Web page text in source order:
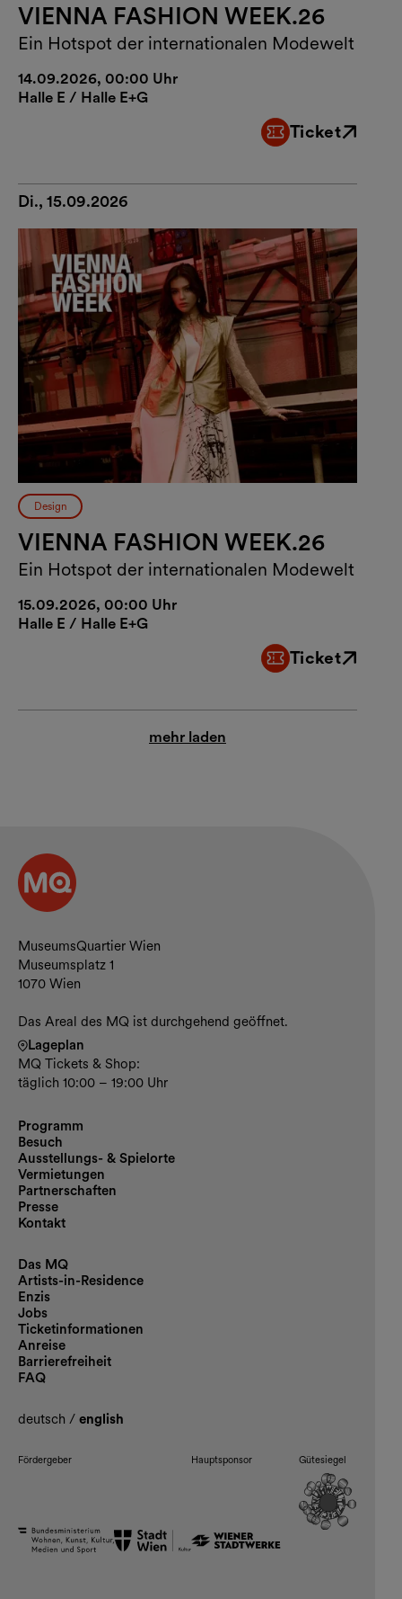
VIENNA FASHION WEEK.26
Ein Hotspot der internationalen Modewelt
14.09.2026, 00:00 Uhr
Halle E / Halle E+G
Ticket
Externer Link
Di., 15.09.2026
Design
VIENNA FASHION WEEK.26
Ein Hotspot der internationalen Modewelt
15.09.2026, 00:00 Uhr
Halle E / Halle E+G
Ticket
Externer Link
mehr laden
Kontakt und Öffnungszeiten
MuseumsQuartier Wien
Museumsplatz 1
1070 Wien
Das Areal des MQ ist durchgehend geöffnet.
Lageplan
MQ Tickets & Shop:
täglich 10:00 – 19:00 Uhr
Programm
Besuch
Ausstellungs- & Spielorte
Vermietungen
Partnerschaften
Presse
Kontakt
Das MQ
Artists-in-Residence
Enzis
Jobs
Ticketinformationen
Anreise
Barrierefreiheit
FAQ
deutsch / english
Fördergeber Hauptsponsor Gütesiegel